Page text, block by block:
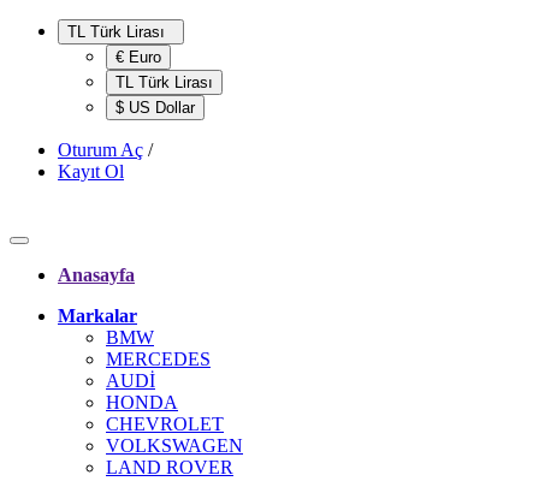
€ Euro
TL Türk Lirası
$ US Dollar
Oturum Aç /
Kayıt Ol
Anasayfa
Markalar
BMW
MERCEDES
AUDİ
HONDA
CHEVROLET
VOLKSWAGEN
LAND ROVER